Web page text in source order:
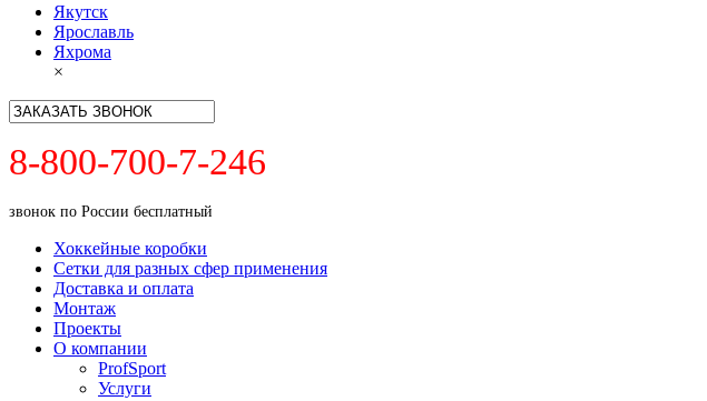
Якутск
Ярославль
Яхрома
×
8-800-700-7-246
звонок по России бесплатный
Хоккейные коробки
Сетки для разных сфер применения
Доставка и оплата
Монтаж
Проекты
О компании
ProfSport
Услуги